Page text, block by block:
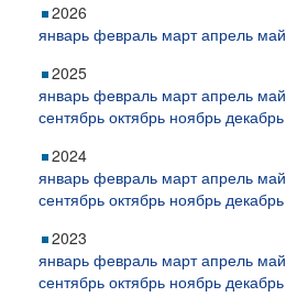
2026
январь февраль март апрель май
2025
январь февраль март апрель май
сентябрь октябрь ноябрь декабрь
2024
январь февраль март апрель май
сентябрь октябрь ноябрь декабрь
2023
январь февраль март апрель май
сентябрь октябрь ноябрь декабрь